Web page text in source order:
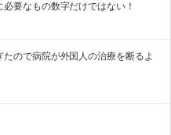
要なもの数字だけではない！
たので病院が外国人の治療を断るよ